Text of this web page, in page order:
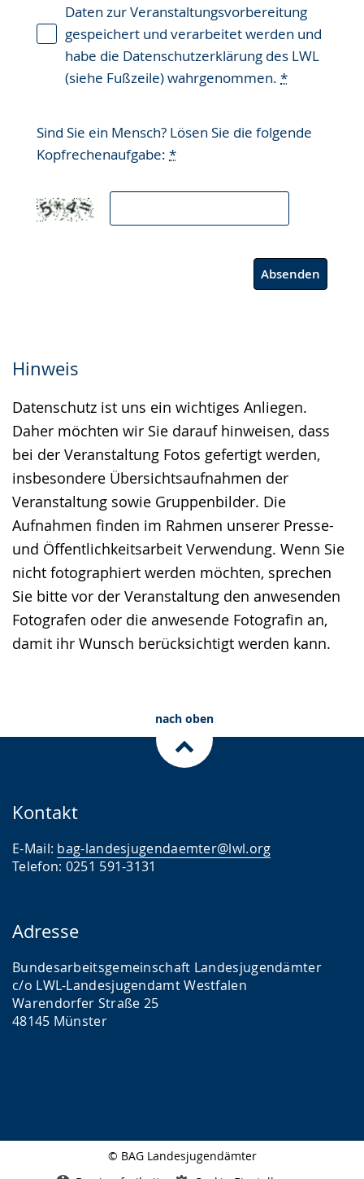
Daten zur Veranstaltungsvorbereitung
gespeichert und verarbeitet werden und
habe die Datenschutzerklärung des LWL
(siehe Fußzeile) wahrgenommen. *
Sind Sie ein Mensch? Lösen Sie die folgende
Kopfrechenaufgabe: *
Absenden
Hinweis
Datenschutz ist uns ein wichtiges Anliegen.
Daher möchten wir Sie darauf hinweisen, dass
bei der Veranstaltung Fotos gefertigt werden,
insbesondere Übersichtsaufnahmen der
Veranstaltung sowie Gruppenbilder. Die
Aufnahmen finden im Rahmen unserer Presse-
und Öffentlichkeitsarbeit Verwendung. Wenn Sie
nicht fotographiert werden möchten, sprechen
Sie bitte vor der Veranstaltung den anwesenden
Fotografen oder die anwesende Fotografin an,
damit ihr Wunsch berücksichtigt werden kann.
nach oben
Kontakt
E-Mail: bag-landesjugendaemter@lwl.org
Telefon: 0251 591-3131
Adresse
Bundesarbeitsgemeinschaft Landesjugendämter
c/o LWL-Landesjugendamt Westfalen
Warendorfer Straße 25
48145 Münster
© BAG Landesjugendämter